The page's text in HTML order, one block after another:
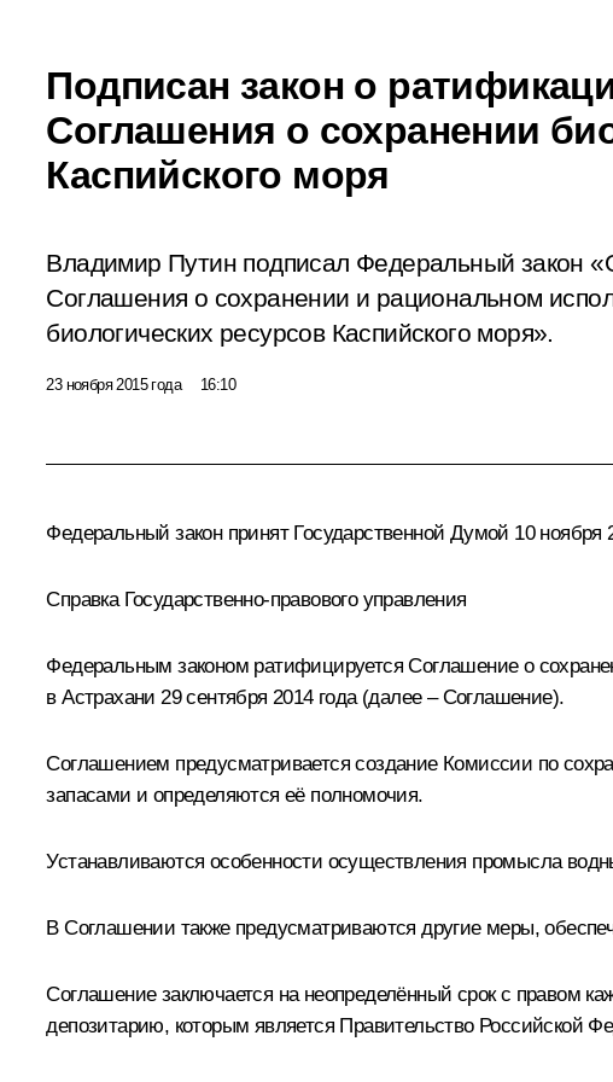
Подписан закон о
Соглашения о сохранении
Каспийского моря
Владимир Путин подписал Федеральный закон
Соглашения о сохранении и рациональном
биологических ресурсов Каспийского моря».
23 ноября 2015 года 16:10
Федеральный закон принят Государственной Думой 10
Справка Государственно-правового управления
Федеральным законом ратифицируется Соглашение о
в Астрахани 29 сентября 2014 года (далее – Соглашение).
Соглашением предусматривается создание Комиссии по
запасами и определяются её полномочия.
Устанавливаются особенности осуществления промысла
В Соглашении также предусматриваются другие меры,
Соглашение заключается на неопределённый срок с правом
депозитарию, которым является Правительство Российской